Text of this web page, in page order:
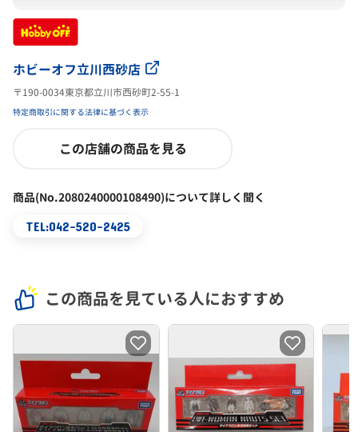
ホビーオフ立川西砂店
〒190-0034東京都立川市西砂町2-55-1
特定商取引に関する法律に基づく表示
この店舗の商品を見る
商品(No.2080240000108490)について詳しく聞く
TEL:042-520-2425
この商品を見ている人におすすめ